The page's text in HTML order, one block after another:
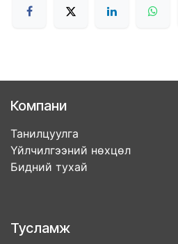
Компани
Танилцуулга
Үйлчилгээний нөхцөл
Бидний тухай
Тусламж